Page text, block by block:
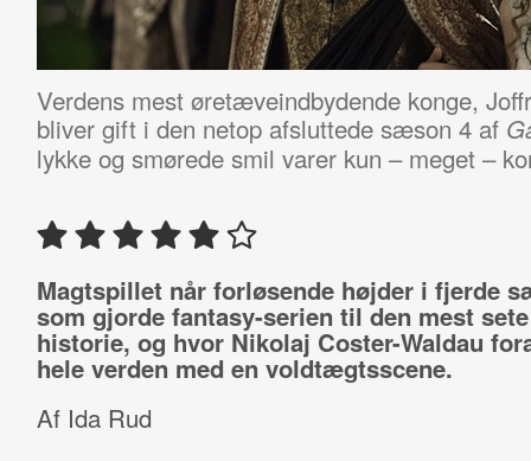
Verdens mest øretæveindbydende konge,
bliver gift i den netop afsluttede sæson 4 af
lykke og smørede smil varer kun – meget –
Magtspillet når forløsende højder i fjerde
som gjorde fantasy-serien til den mest sete
historie, og hvor Nikolaj Coster-Waldau
hele verden med en voldtægtsscene.
Af Ida Rud